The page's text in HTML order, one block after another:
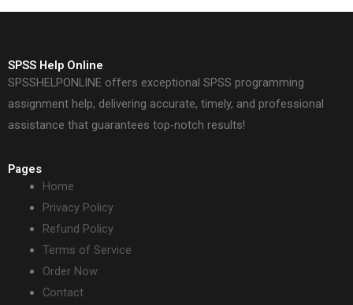
SPSS Help Online
SPSSHELPONLINE offers exceptional SPSS programming
assignment help, delivering accurate, timely, and professional
assistance that guarantees top-notch results!
Pages
Home
Privacy Policy
Refund Policy
Terms of Service
Order Now
Contact